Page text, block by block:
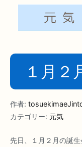
１月２
作者:
カテゴリー: 元気
先日、１月２月の誕